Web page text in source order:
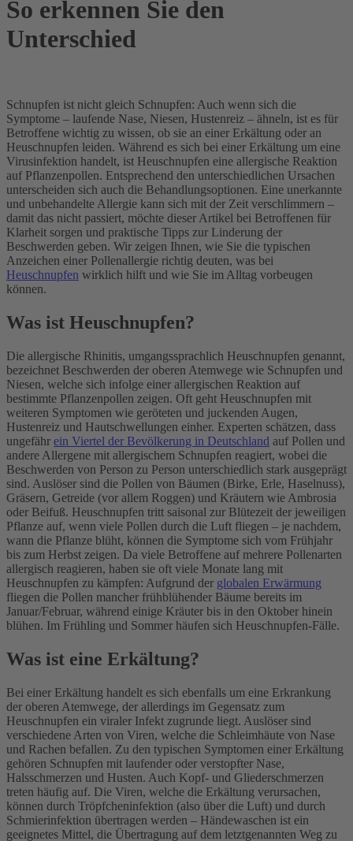
So erkennen Sie den
Unterschied
Schnupfen ist nicht gleich Schnupfen: Auch wenn sich die
Symptome – laufende Nase, Niesen, Hustenreiz – ähneln, ist es für
Betroffene wichtig zu wissen, ob sie an einer Erkältung oder an
Heuschnupfen leiden. Während es sich bei einer Erkältung um eine
Virusinfektion handelt, ist Heuschnupfen eine allergische Reaktion
auf Pflanzenpollen. Entsprechend den unterschiedlichen Ursachen
unterscheiden sich auch die Behandlungsoptionen. Eine unerkannte
und unbehandelte Allergie kann sich mit der Zeit verschlimmern –
damit das nicht passiert, möchte dieser Artikel bei Betroffenen für
Klarheit sorgen und praktische Tipps zur Linderung der
Beschwerden geben. Wir zeigen Ihnen, wie Sie die typischen
Anzeichen einer Pollenallergie richtig deuten, was bei
Heuschnupfen wirklich hilft und wie Sie im Alltag vorbeugen
können.
Was ist Heuschnupfen?
Die allergische Rhinitis, umgangssprachlich Heuschnupfen genannt,
bezeichnet Beschwerden der oberen Atemwege wie Schnupfen und
Niesen, welche sich infolge einer allergischen Reaktion auf
bestimmte Pflanzenpollen zeigen. Oft geht Heuschnupfen mit
weiteren Symptomen wie geröteten und juckenden Augen,
Hustenreiz und Hautschwellungen einher. Experten schätzen, dass
ungefähr ein Viertel der Bevölkerung in Deutschland auf Pollen und
andere Allergene mit allergischem Schnupfen reagiert, wobei die
Beschwerden von Person zu Person unterschiedlich stark ausgeprägt
sind. Auslöser sind die Pollen von Bäumen (Birke, Erle, Haselnuss),
Gräsern, Getreide (vor allem Roggen) und Kräutern wie Ambrosia
oder Beifuß. Heuschnupfen tritt saisonal zur Blütezeit der jeweiligen
Pflanze auf, wenn viele Pollen durch die Luft fliegen – je nachdem,
wann die Pflanze blüht, können die Symptome sich vom Frühjahr
bis zum Herbst zeigen. Da viele Betroffene auf mehrere Pollenarten
allergisch reagieren, haben sie oft viele Monate lang mit
Heuschnupfen zu kämpfen: Aufgrund der globalen Erwärmung
fliegen die Pollen mancher frühblühender Bäume bereits im
Januar/Februar, während einige Kräuter bis in den Oktober hinein
blühen. Im Frühling und Sommer häufen sich Heuschnupfen-Fälle.
Was ist eine Erkältung?
Bei einer Erkältung handelt es sich ebenfalls um eine Erkrankung
der oberen Atemwege, der allerdings im Gegensatz zum
Heuschnupfen ein viraler Infekt zugrunde liegt. Auslöser sind
verschiedene Arten von Viren, welche die Schleimhäute von Nase
und Rachen befallen. Zu den typischen Symptomen einer Erkältung
gehören Schnupfen mit laufender oder verstopfter Nase,
Halsschmerzen und Husten. Auch Kopf- und Gliederschmerzen
treten häufig auf. Die Viren, welche die Erkältung verursachen,
können durch Tröpfcheninfektion (also über die Luft) und durch
Schmierinfektion übertragen werden – Händewaschen ist ein
geeignetes Mittel, die Übertragung auf dem letztgenannten Weg zu